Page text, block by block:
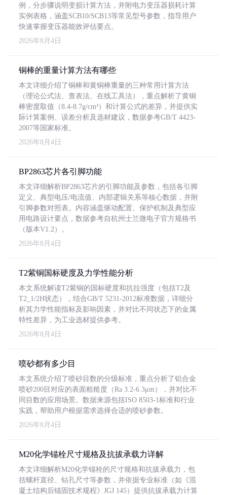
例，分步骤说明变损计算方法，并附电力变压器损耗计算
实例表格，涵盖SCB10/SCB13等常见型号参数，指导用户
快速掌握变压器能效评估要点。
2026年8月4日
铜棒的重量计算方法有哪些
本文详细介绍了铜棒和黄铜棒重量的三种常用计算方法
（理论公式法、查表法、在线工具法），重点解析了黄铜
棒密度取值（8.4-8.7g/cm³）和计算公式的差异，并提供实
际计算案例、误差分析及选材建议，数据参考GB/T 4423-
2007等国家标准。
2026年8月4日
BP2863芯片各引脚功能
本文详细解析BP2863芯片的引脚功能及参数，包括各引脚
定义、典型电压/电流值、内部逻辑关系等核心数据，并附
引脚参数对照表。内容涵盖驱动配置、保护机制及典型应
用电路设计要点，数据参考自杭州士兰微电子官方规格书
（版本V1.2）。
2026年8月4日
T2紫铜国标硬度及力学性能分析
本文系统解读T2紫铜的国标硬度和抗拉强度（包括T2及
T2_1/2H状态），结合GB/T 5231-2012标准数据，详细分
析其力学性能指标及影响因素，并对比不同状态下的金属
特性差异，为工业选材提供参考。
2026年8月4日
喷砂都有多少目
本文系统介绍了喷砂目数的分级标准，重点分析了铝合金
喷砂200目对应的表面粗糙度（Ra 3.2-6.3μm），并对比不
同目数的应用场景。数据来源包括ISO 8503-1标准和行业
实践，帮助用户根据需求选择合适的喷砂参数。
2026年8月4日
M20化学锚栓尺寸规格及抗拔承载力详解
本文详细解析M20化学锚栓的尺寸规格和抗拔承载力，包
括螺杆直径、钻孔尺寸等参数，并依据专业标准（如《混
凝土结构后锚固技术规程》JGJ 145）提供抗拔承载力计算